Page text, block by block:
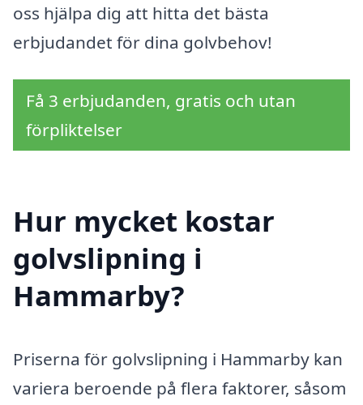
oss hjälpa dig att hitta det bästa
erbjudandet för dina golvbehov!
Få 3 erbjudanden, gratis och utan
förpliktelser
Hur mycket kostar
golvslipning i
Hammarby?
Priserna för golvslipning i Hammarby kan
variera beroende på flera faktorer, såsom